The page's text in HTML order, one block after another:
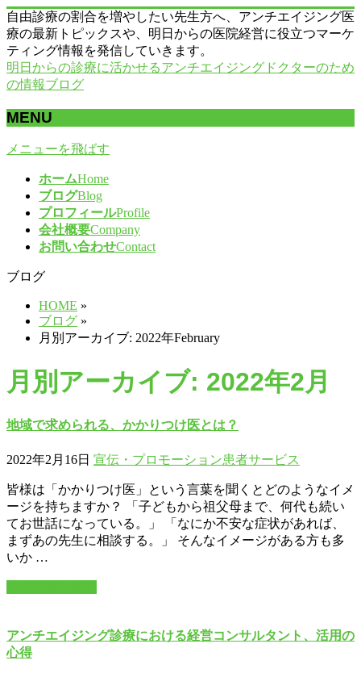
自由診療の割合を増やしたい先生方へ、アンチエイジング医
療の最新トピックスや、明日からの医院経営に役立つマーケ
ティング情報を発信していきます。
明日からの診療に活かせるアンチエイジングドクターのため
の情報ブログ
MENU
メニューを飛ばす
ホームHome
ブログBlog
プロフィールProfile
会社概要Company
お問い合わせContact
ブログ
HOME »
ブログ »
月別アーカイブ: 2022年February
月別アーカイブ: 2022年2月
地域で求められる、かかりつけ医とは？
2022年2月16日 宣伝・プロモーション患者サービス
皆様は「かかりつけ医」という言葉を聞くとどのようなイメ
ージを持ちますか？ 「子どもから祖父母まで、何代も続い
てお世話になっている。」 「なにか不安な症状があれば、
まずあの先生に相談する。」 そんなイメージがある方も多
いか …
アンチエイジング診療における経営コンサルタント、活用の
心得